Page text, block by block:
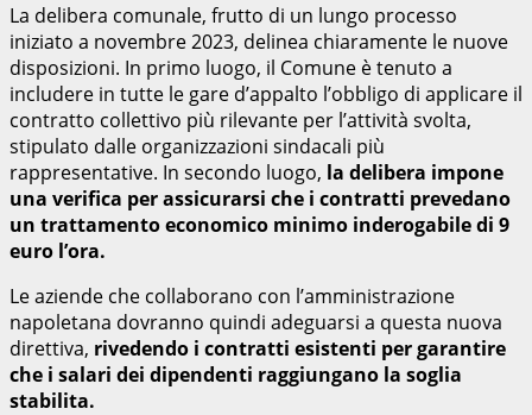
La delibera comunale, frutto di un lungo processo
iniziato a novembre 2023, delinea chiaramente le nuove
disposizioni. In primo luogo, il Comune è tenuto a
includere in tutte le gare d’appalto l’obbligo di applicare il
contratto collettivo più rilevante per l’attività svolta,
stipulato dalle organizzazioni sindacali più
rappresentative. In secondo luogo, la delibera impone
una verifica per assicurarsi che i contratti prevedano
un trattamento economico minimo inderogabile di 9
euro l’ora.
Le aziende che collaborano con l’amministrazione
napoletana dovranno quindi adeguarsi a questa nuova
direttiva, rivedendo i contratti esistenti per garantire
che i salari dei dipendenti raggiungano la soglia
stabilita.